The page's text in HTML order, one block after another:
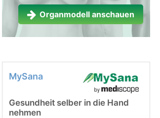
Organmodell anschauen
MySana
Gesundheit selber in die Hand
nehmen